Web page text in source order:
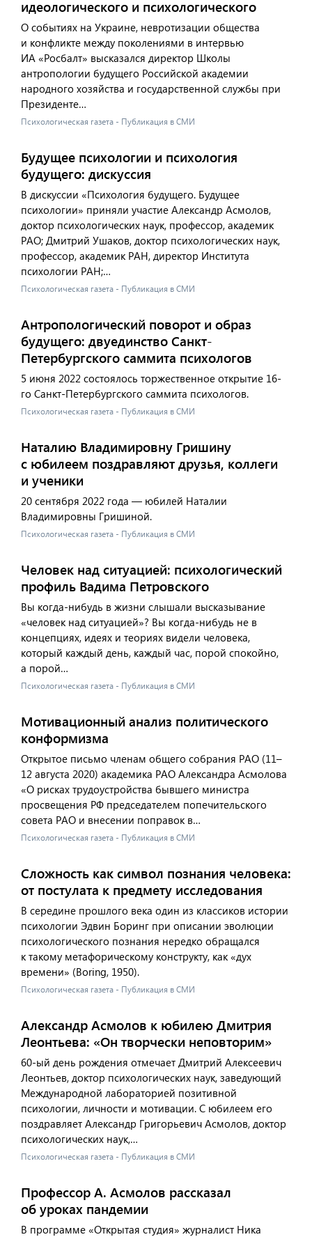
идеологического и психологического
О событиях на Украине, невротизации общества
и конфликте между поколениями в интервью
ИА «Росбалт» высказался директор Школы
антропологии будущего Российской академии
народного хозяйства и государственной службы при
Президенте…
Психологическая газета - Публикация в СМИ
Будущее психологии и психология
будущего: дискуссия
В дискуссии «Психология будущего. Будущее
психологии» приняли участие Александр Асмолов,
доктор психологических наук, профессор, академик
РАО; Дмитрий Ушаков, доктор психологических наук,
профессор, академик РАН, директор Института
психологии РАН;…
Психологическая газета - Публикация в СМИ
Антропологический поворот и образ
будущего: двуединство Санкт-
Петербургского саммита психологов
5 июня 2022 состоялось торжественное открытие 16-
го Санкт-Петербургского саммита психологов.
Психологическая газета - Публикация в СМИ
Наталию Владимировну Гришину
с юбилеем поздравляют друзья, коллеги
и ученики
20 сентября 2022 года — юбилей Наталии
Владимировны Гришиной.
Психологическая газета - Публикация в СМИ
Человек над ситуацией: психологический
профиль Вадима Петровского
Вы когда-нибудь в жизни слышали высказывание
«человек над ситуацией»? Вы когда-нибудь не в
концепциях, идеях и теориях видели человека,
который каждый день, каждый час, порой спокойно,
а порой…
Психологическая газета - Публикация в СМИ
Мотивационный анализ политического
конформизма
Открытое письмо членам общего собрания РАО (11–
12 августа 2020) академика РАО Александра Асмолова
«О рисках трудоустройства бывшего министра
просвещения РФ председателем попечительского
совета РАО и внесении поправок в…
Психологическая газета - Публикация в СМИ
Сложность как символ познания человека:
от постулата к предмету исследования
В середине прошлого века один из классиков истории
психологии Эдвин Боринг при описании эволюции
психологического познания нередко обращался
к такому метафорическому конструкту, как «дух
времени» (Boring, 1950).
Психологическая газета - Публикация в СМИ
Александр Асмолов к юбилею Дмитрия
Леонтьева: «Он творчески неповторим»
60-ый день рождения отмечает Дмитрий Алексеевич
Леонтьев, доктор психологических наук, заведующий
Международной лабораторией позитивной
психологии, личности и мотивации. С юбилеем его
поздравляет Александр Григорьевич Асмолов, доктор
психологических наук,…
Психологическая газета - Публикация в СМИ
Профессор А. Асмолов рассказал
об уроках пандемии
В программе «Открытая студия» журналист Ника